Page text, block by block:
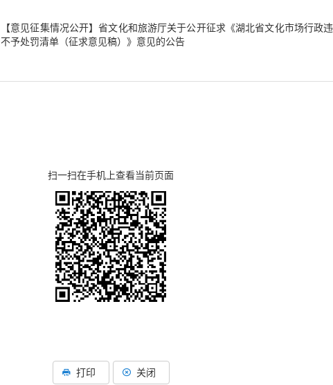
【意见征集情况公开】省文化和旅游厅关于公开征求《湖北省文化市场行政
不予处罚清单（征求意见稿）》意见的公告
扫一扫在手机上查看当前页面
打印 关闭